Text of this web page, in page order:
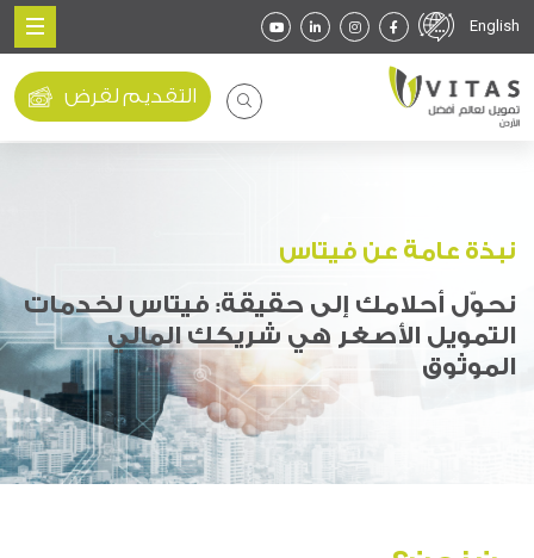
English
التقديم لقرض
نبذة عامة عن فيتاس
نحوّل أحلامك إلى حقيقة: فيتاس لخدمات
التمويل الأصغر هي شريكك المالي
الموثوق